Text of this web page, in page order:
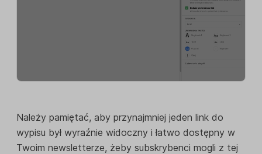
Należy pamiętać, aby przynajmniej jeden link do
wypisu był wyraźnie widoczny i łatwo dostępny w
Twoim newsletterze, żeby subskrybenci mogli z tej